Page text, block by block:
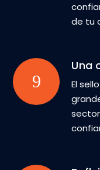
de tu
Una
El